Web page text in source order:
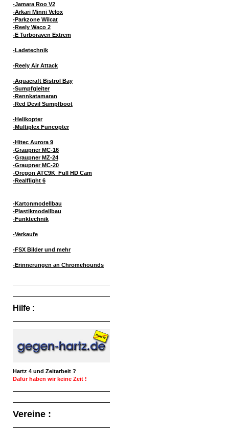
-Jamara Roo V2
-Arkari Minni Velox
-Parkzone Wilcat
-Reely Waco 2
-E Turboraven Extrem
-Ladetechnik
-Reely Air Attack
-Aquacraft Bistrol Bay
-Sumpfgleiter
-Rennkatamaran
-Red Devil Sumpfboot
-Helikopter
-Multiplex Funcopter
-Hitec Aurora 9
-Graupner MC-16
-Graupner MZ-24
-Graupner MC-20
-Oregon ATC9K Full HD Cam
-Realflight 6
-Kartonmodellbau
-Plastikmodellbau
-Funktechnik
-Verkaufe
-FSX Bilder und mehr
-Erinnerungen an Chromehounds
Hilfe :
Hartz 4 und Zeitarbeit ?
Dafür haben wir keine Zeit !
Vereine :